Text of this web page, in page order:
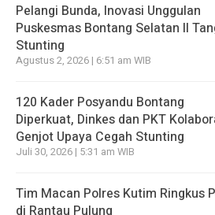
Pelangi Bunda, Inovasi Unggulan
Puskesmas Bontang Selatan II
Stunting
Agustus 2, 2026 | 6:51 am WIB
120 Kader Posyandu Bontang
Diperkuat, Dinkes dan PKT
Genjot Upaya Cegah Stunting
Juli 30, 2026 | 5:31 am WIB
Tim Macan Polres Kutim Ringkus
di Rantau Pulung